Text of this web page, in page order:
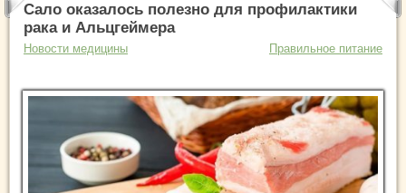
Сало оказалось полезно для профилактики
рака и Альцгеймера
Новости медицины Правильное питание